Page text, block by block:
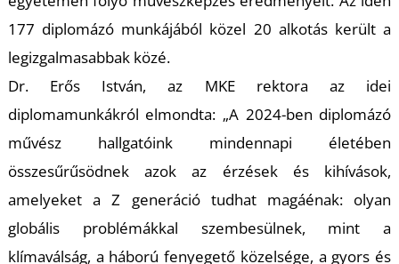
177 diplomázó munkájából közel 20 alkotás került a
legizgalmasabbak közé.
Dr. Erős István, az MKE rektora az idei
diplomamunkákról elmondta: „A 2024-ben diplomázó
művész hallgatóink mindennapi életében
összesűrűsödnek azok az érzések és kihívások,
amelyeket a Z generáció tudhat magáénak: olyan
globális problémákkal szembesülnek, mint a
klímaválság, a háború fenyegető közelsége, a gyors és